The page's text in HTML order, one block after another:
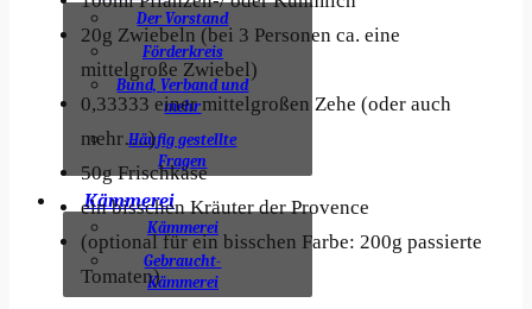
Der Vorstand
Förderkreis
Bund, Verband und
mehr
Häufig gestellte
Fragen
Kämmerei
Kämmerei
Gebraucht-
Kämmerei
20g Zwiebeln (bei 3 Personen ca. eine
mittelgroße Zwiebel)
0,33333 einer mittelgroßen Zehe (oder auch
mehr….)
50g Frischkäse
ein bisschen Kräuter der Provence
(optional für ein bisschen Farbe: 200g passierte
Tomaten)